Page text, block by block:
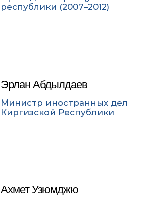
республики (2007–2012)
Эрлан Абдылдаев
Министр иностранных дел
Киргизской Республики
Ахмет Узюмджю